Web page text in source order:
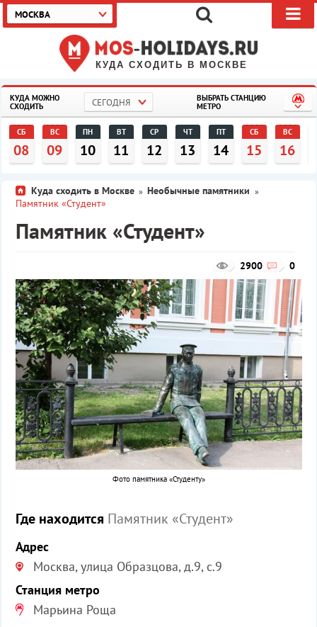
КУДА СХОДИТЬ В МОСКВЕ
МОСКВА
КУДА МОЖНО
СХОДИТЬ
СЕГОДНЯ
ВЫБРАТЬ СТАНЦИЮ
МЕТРО
СБ
08
ВС
09
ПН
10
ВТ
11
СР
12
ЧТ
13
ПТ
14
СБ
15
ВС
16
Куда сходить в Москве » Необычные памятники »
Памятник «Студент»
Памятник «Студент»
0
2900
Фото памятника «Студенту»
Где находится Памятник «Студент»
Адрес
Москва, улица Образцова, д.9, с.9
Станция метро
Марьина Роща